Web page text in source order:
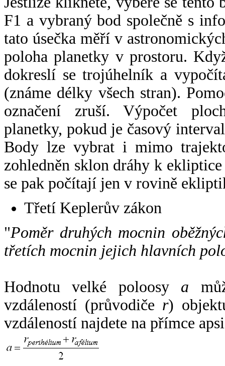
F1 a vybraný bod společně s
tato úsečka měří v
poloha planetky v prostoru.
dokreslí se trojúhelník a
(známe délky všech stran).
označení zruší. Výpočet
planetky, pokud je časový
Body lze vybrat i mimo
zohledněn sklon dráhy k
se pak počítají jen v rovině
Třetí Keplerův zákon
"Poměr druhých mocnin
třetích mocnin jejich hlavních
Hodnotu velké poloosy a
vzdáleností (průvodiče r)
vzdáleností najdete na přímce